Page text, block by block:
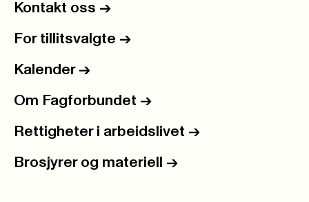
Kontakt oss ->
For tillitsvalgte ->
Kalender ->
Om Fagforbundet ->
Rettigheter i arbeidslivet ->
Brosjyrer og materiell ->